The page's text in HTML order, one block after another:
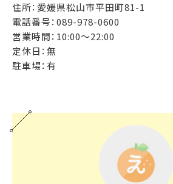
住所：愛媛県松山市平田町81-1
電話番号：089-978-0600
営業時間：10:00～22:00
定休日：無
駐車場：有